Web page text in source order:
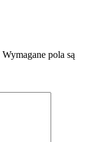
Wymagane pola są